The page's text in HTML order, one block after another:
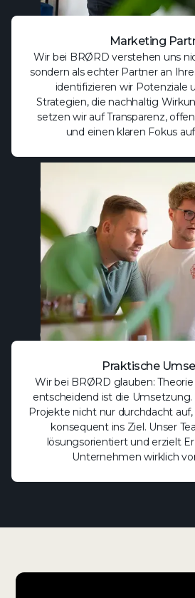
Marketing
Wir bei BRØRD verstehen uns
sondern als echter Partner an
identifizieren wir Potenziale
Strategien, die nachhaltig
setzen wir auf Transparenz,
und einen klaren Fokus
Praktische
Wir bei BRØRD glauben:
entscheidend ist die
Projekte nicht nur durchdacht
konsequent ins Ziel. Unser
lösungsorientiert und erzielt
Unternehmen wirklich